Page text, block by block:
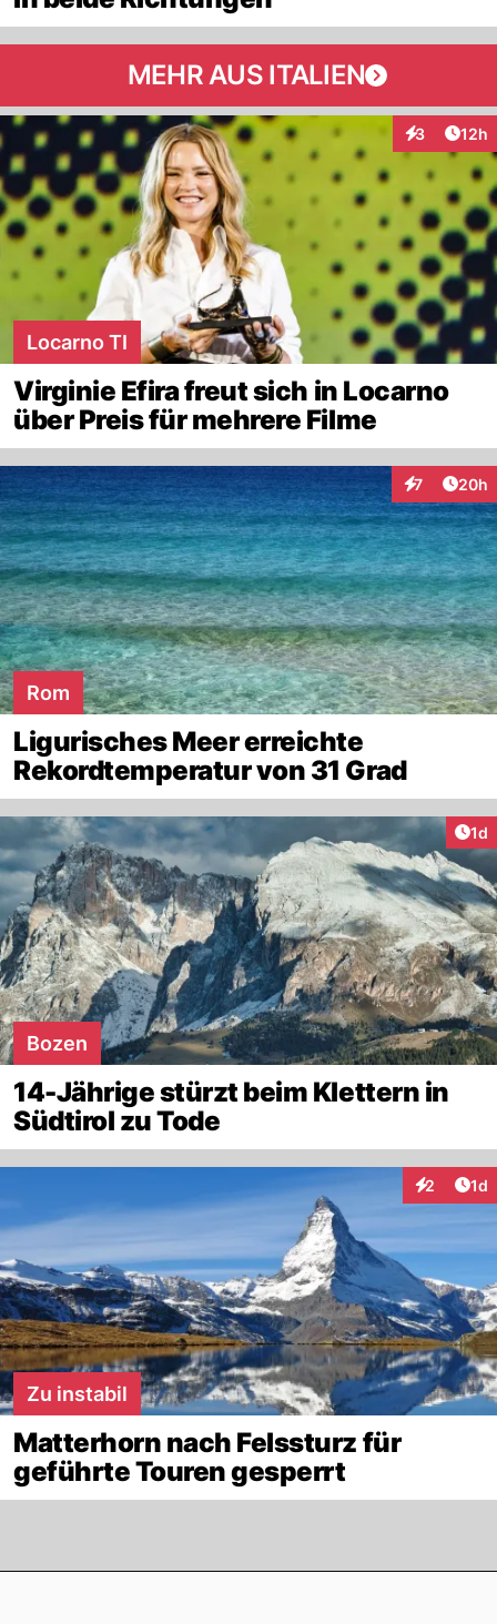
MEHR AUS ITALIEN
3
Interaktionen
12h
Locarno TI
Virginie Efira freut sich in Locarno
über Preis für mehrere Filme
7
Interaktionen
20h
Rom
Ligurisches Meer erreichte
Rekordtemperatur von 31 Grad
1d
Bozen
14-Jährige stürzt beim Klettern in
Südtirol zu Tode
2 1d
Zu instabil
Matterhorn nach Felssturz für
geführte Touren gesperrt